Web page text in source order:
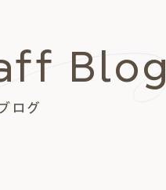
愛する人たち
ログ
Blog